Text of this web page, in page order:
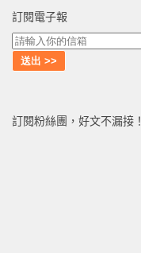
訂閱電子報
訂閱粉絲團，好文不漏接！